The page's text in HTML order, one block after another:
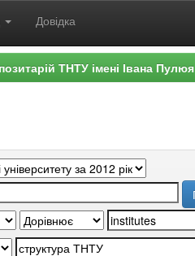
Довідка
ТНТУ імені Івана Пулюя